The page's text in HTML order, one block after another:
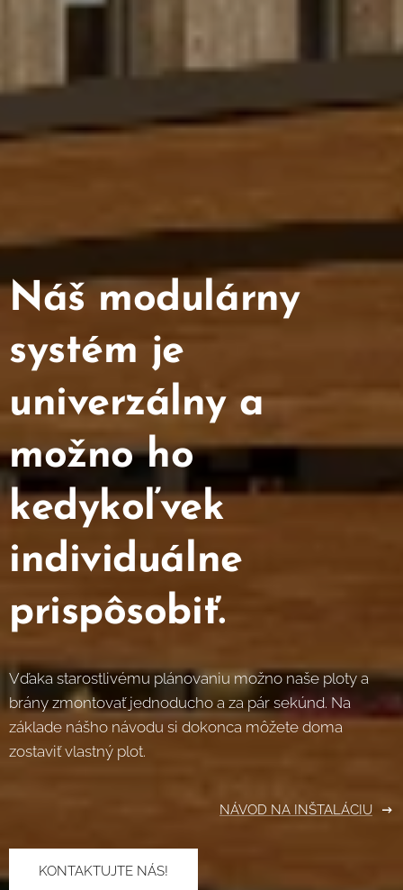
Náš modulárny
systém je
univerzálny a
možno ho
kedykoľvek
individuálne
prispôsobiť.
Vďaka starostlivému plánovaniu možno naše ploty a
brány zmontovať jednoducho a za pár sekúnd. Na
základe nášho návodu si dokonca môžete doma
zostaviť vlastný plot.
NÁVOD NA INŠTALÁCIU
KONTAKTUJTE NÁS!